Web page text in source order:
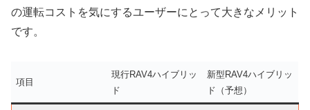
の運転コストを気にするユーザーにとって大きなメリット
です。
項目
現行RAV4ハイブリッ
ド
新型RAV4ハイブリッ
ド（予想）